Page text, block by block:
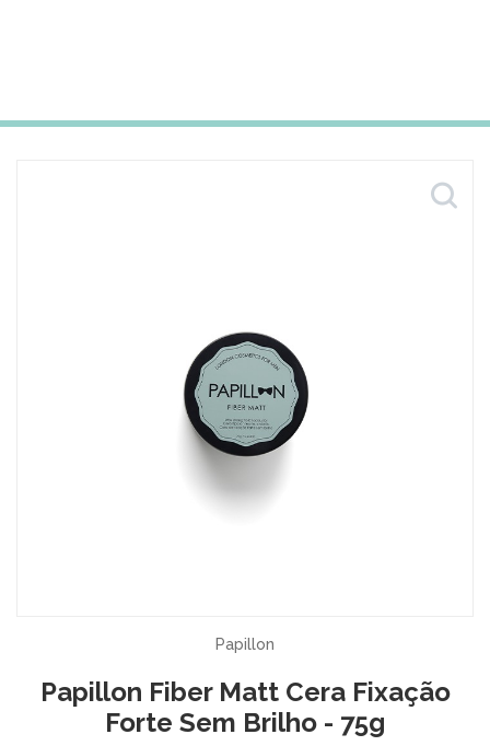
Papillon
Papillon Fiber Matt Cera Fixação
Forte Sem Brilho - 75g